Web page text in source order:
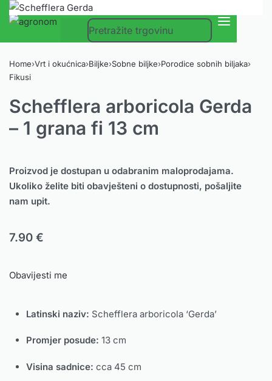
Home›Vrt i okućnica›Biljke›Sobne biljke›Porodice sobnih biljaka›
Fikusi
Schefflera arboricola Gerda
– 1 grana fi 13 cm
Proizvod je dostupan u odabranim maloprodajama.
Ukoliko želite biti obavješteni o dostupnosti, pošaljite
nam upit.
7.90 €
Obavijesti me
Latinski naziv: Schefflera arboricola ‘Gerda’
Promjer posude: 13 cm
Visina sadnice: cca 45 cm